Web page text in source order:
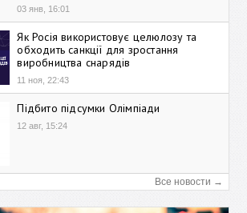
03 янв, 16:01
Як Росія використовує целюлозу та
обходить санкції для зростання
виробництва снарядів
11 ноя, 22:43
Підбито підсумки Олімпіади
12 авг, 15:24
Все новости →